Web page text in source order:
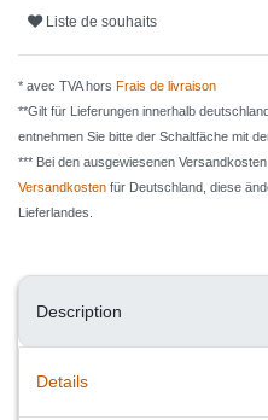
Liste de souhaits
* avec TVA hors Frais de livraison
**Gilt für Lieferungen innerhalb
entnehmen Sie bitte der Schaltfäche mit
*** Bei den ausgewiesenen
Versandkosten für Deutschland, diese
Lieferlandes.
Description
Details